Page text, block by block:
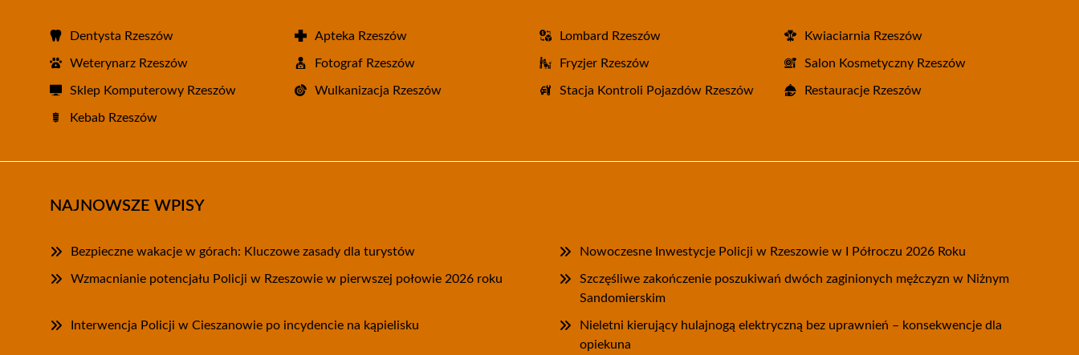
Dentysta Rzeszów Apteka Rzeszów Lombard Rzeszów Kwiaciarnia Rzeszów
Weterynarz Rzeszów Fotograf Rzeszów Fryzjer Rzeszów Salon Kosmetyczny Rzeszów
Sklep Komputerowy Rzeszów Wulkanizacja Rzeszów Stacja Kontroli Pojazdów Rzeszów Restauracje Rzeszów
Kebab Rzeszów
NAJNOWSZE WPISY
Bezpieczne wakacje w górach: Kluczowe zasady dla turystów Nowoczesne Inwestycje Policji w Rzeszowie w I Półroczu 2026 Roku
Wzmacnianie potencjału Policji w Rzeszowie w pierwszej połowie 2026 roku
Szczęśliwe zakończenie poszukiwań dwóch zaginionych mężczyzn w Niżnym
Sandomierskim
Interwencja Policji w Cieszanowie po incydencie na kąpielisku
Nieletni kierujący hulajnogą elektryczną bez uprawnień – konsekwencje dla
opiekuna